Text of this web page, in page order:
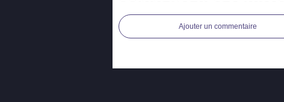
Ajouter un commentaire